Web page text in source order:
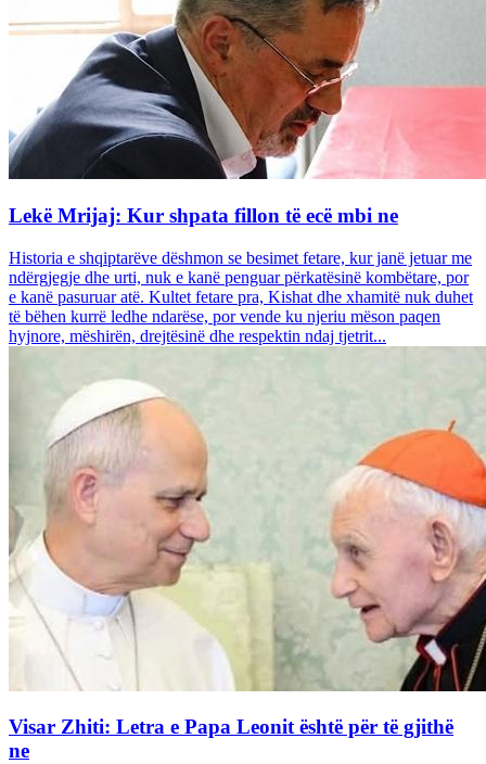
Lekë Mrijaj: Kur shpata fillon të ecë mbi ne
Historia e shqiptarëve dëshmon se besimet fetare, kur janë jetuar me
ndërgjegje dhe urti, nuk e kanë penguar përkatësinë kombëtare, por
e kanë pasuruar atë. Kultet fetare pra, Kishat dhe xhamitë nuk duhet
të bëhen kurrë ledhe ndarëse, por vende ku njeriu mëson paqen
hyjnore, mëshirën, drejtësinë dhe respektin ndaj tjetrit...
Visar Zhiti: Letra e Papa Leonit është për të gjithë
ne